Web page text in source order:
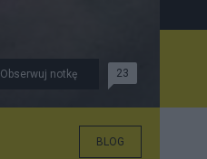
Obserwuj notkę 23
BLOG